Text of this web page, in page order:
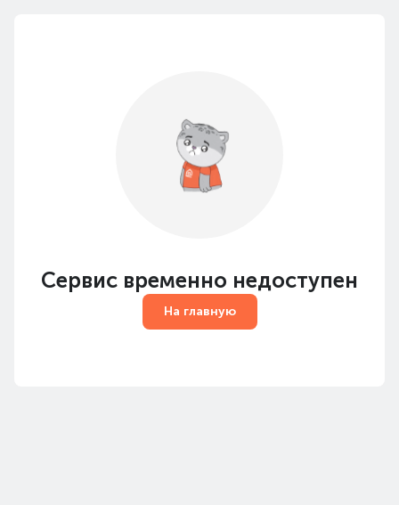
Сервис временно недоступен
На главную